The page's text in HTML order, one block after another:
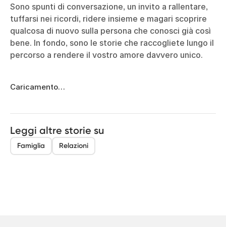
Sono spunti di conversazione, un invito a rallentare,
tuffarsi nei ricordi, ridere insieme e magari scoprire
qualcosa di nuovo sulla persona che conosci già così
bene. In fondo, sono le storie che raccogliete lungo il
percorso a rendere il vostro amore davvero unico.
Caricamento…
Leggi altre storie su
Famiglia Relazioni